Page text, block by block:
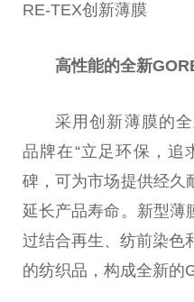
RE-TEX创新薄膜
高性能的全新
采用创新薄膜的
品牌在“立足环保，追
碑，可为市场提供经久
延长产品寿命。新型薄
过结合再生、纺前染色
的纺织品，构成全新的